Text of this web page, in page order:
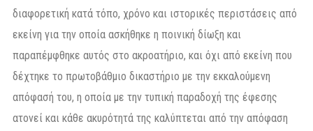
διαφορετική κατά τόπο, χρόνο και ιστορικές περιστάσεις από
εκείνη για την οποία ασκήθηκε η ποινική δίωξη και
παραπέμφθηκε αυτός στο ακροατήριο, και όχι από εκείνη που
δέχτηκε το πρωτοβάθμιο δικαστήριο με την εκκαλούμενη
απόφασή του, η οποία με την τυπική παραδοχή της έφεσης
ατονεί και κάθε ακυρότητά της καλύπτεται από την απόφαση